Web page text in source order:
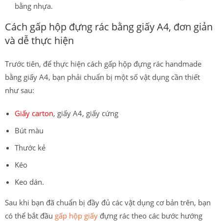
bằng nhựa.
Cách gấp hộp đựng rác bằng giấy A4, đơn giản
và dễ thực hiện
Trước tiên, để thực hiện cách gấp hộp đựng rác handmade
bằng giấy A4, bạn phải chuẩn bị một số vật dụng cần thiết
như sau:
Giấy carton, giấy A4, giấy cứng
Bút màu
Thước kẻ
Kéo
Keo dán.
Sau khi bạn đã chuẩn bị đầy đủ các vật dụng cơ bản trên, bạn
có thể bắt đầu gấp hộp giấy đựng rác theo các bước hướng